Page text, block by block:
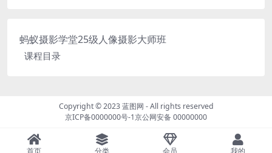
蚂蚁摄影学堂25级人像摄影大师班
课程目录
Copyright © 2023蓝图网 - All rights reserved
京ICP备0000000号-1京公网安备 00000000
首页 分类 会员 我的